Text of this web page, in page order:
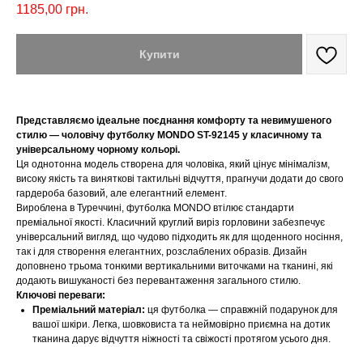
1185,00 грн.
Купити
Представляємо ідеальне поєднання комфорту та невимушеного
стилю — чоловічу футболку MONDO ST-92145 у класичному та
універсальному чорному кольорі.
Ця однотонна модель створена для чоловіка, який цінує мінімалізм,
високу якість та виняткові тактильні відчуття, прагнучи додати до свого
гардероба базовий, але елегантний елемент.
Вироблена в Туреччині, футболка MONDO втілює стандарти
преміальної якості. Класичний круглий виріз горловини забезпечує
універсальний вигляд, що чудово підходить як для щоденного носіння,
так і для створення елегантних, розслаблених образів. Дизайн
доповнено трьома тонкими вертикальними виточками на тканині, які
додають вишуканості без перевантаження загального стилю.
Ключові переваги:
Преміальний матеріал: ця футболка — справжній подарунок для
вашої шкіри. Легка, шовковиста та неймовірно приємна на дотик
тканина дарує відчуття ніжності та свіжості протягом усього дня.